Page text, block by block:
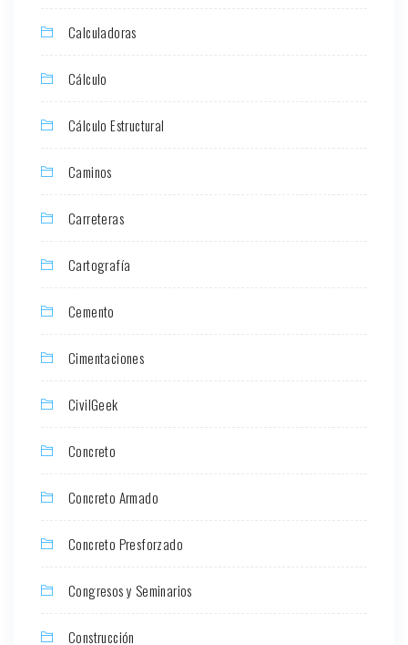
Calculadoras
Cálculo
Cálculo Estructural
Caminos
Carreteras
Cartografía
Cemento
Cimentaciones
CivilGeek
Concreto
Concreto Armado
Concreto Presforzado
Congresos y Seminarios
Construcción